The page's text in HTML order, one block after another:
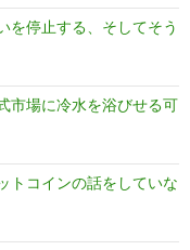
を停止する、そしてそう
市場に冷水を浴びせる可
トコインの話をしていな